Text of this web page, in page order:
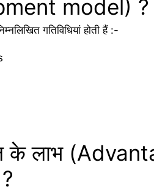
model) ?
गतिविधियां होती हैं :-
के लाभ